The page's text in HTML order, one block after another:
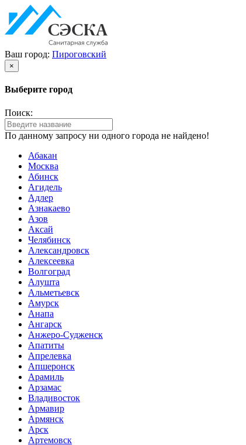
Ваш город: Пироговский
×
Выберите город
Поиск:
По данному запросу ни одного города не найдено!
Абакан
Москва
Абинск
Агидель
Адлер
Азнакаево
Азов
Аксай
Челябинск
Александровск
Алексеевка
Волгоград
Алушта
Альметьевск
Амурск
Анапа
Ангарск
Анжеро-Судженск
Апатиты
Апрелевка
Апшеронск
Арамиль
Арзамас
Владивосток
Армавир
Армянск
Арск
Артемовск